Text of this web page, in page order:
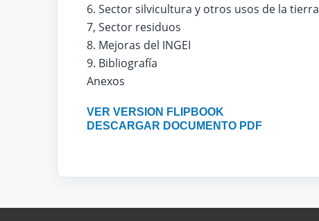
6. Sector silvicultura y otros usos de la tierra
7, Sector residuos
8. Mejoras del INGEI
9. Bibliografía
Anexos
VER VERSION FLIPBOOK
DESCARGAR DOCUMENTO PDF